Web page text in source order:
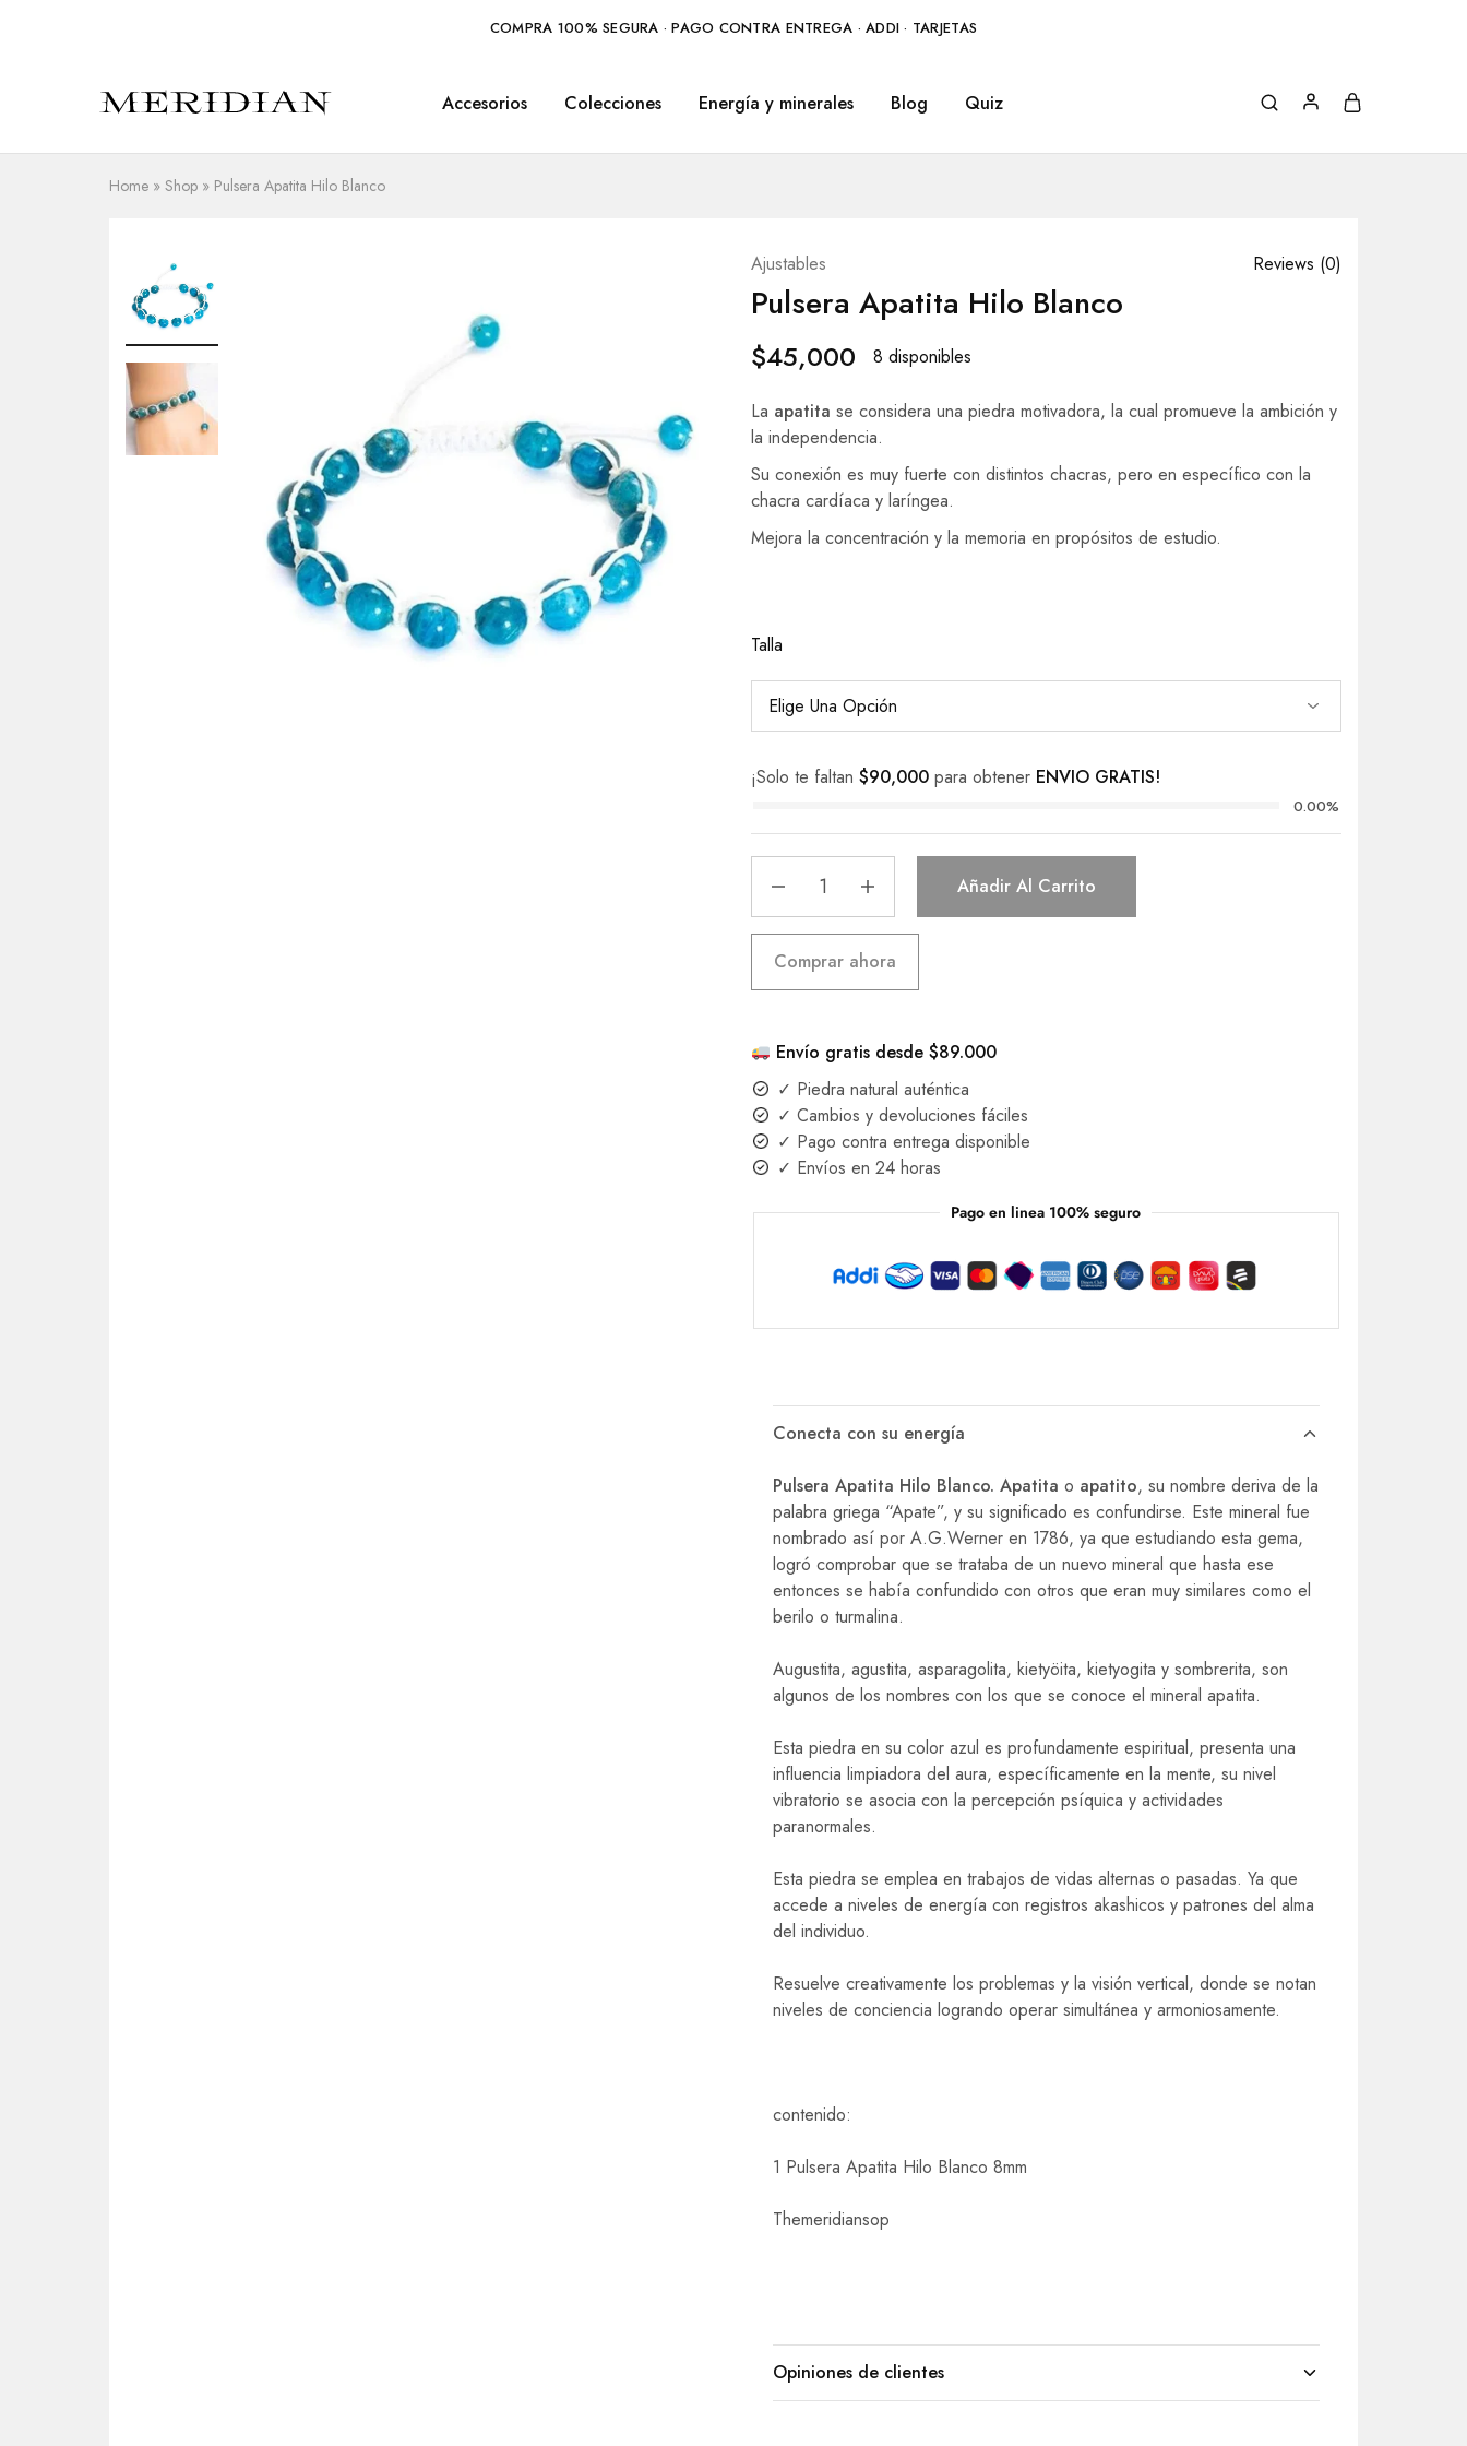
COMPRA 100% SEGURA · PAGO CONTRA ENTREGA · ADDI · TARJETAS
Meridian
Accesorios Accesorios Colecciones Energía y minerales Blog Quiz
Home » Shop » Pulsera Apatita Hilo Blanco
Ajustables Reviews (0)
Pulsera Apatita Hilo Blanco
$45,000 8 disponibles
La apatita se considera una piedra motivadora, la cual promueve la ambición y
la independencia.
Su conexión es muy fuerte con distintos chacras, pero en específico con la
chacra cardíaca y laríngea.
Mejora la concentración y la memoria en propósitos de estudio.
Talla
¡Solo te faltan $90,000para obtener ENVIO GRATIS!
0.00%
Añadir Al Carrito
Comprar ahora
Envío gratis desde $89.000
✓ Piedra natural auténtica
✓ Cambios y devoluciones fáciles
✓ Pago contra entrega disponible
✓ Envíos en 24 horas
Pago en linea 100% seguro
Conecta con su energía
Pulsera Apatita Hilo Blanco. Apatita o apatito, su nombre deriva de la
palabra griega “Apate”, y su significado es confundirse. Este mineral fue
nombrado así por A.G.Werner en 1786, ya que estudiando esta gema,
logró comprobar que se trataba de un nuevo mineral que hasta ese
entonces se había confundido con otros que eran muy similares como el
berilo o turmalina.
Augustita, agustita, asparagolita, kietyöita, kietyogita y sombrerita, son
algunos de los nombres con los que se conoce el mineral apatita.
Esta piedra en su color azul es profundamente espiritual, presenta una
influencia limpiadora del aura, específicamente en la mente, su nivel
vibratorio se asocia con la percepción psíquica y actividades
paranormales.
Esta piedra se emplea en trabajos de vidas alternas o pasadas. Ya que
accede a niveles de energía con registros akashicos y patrones del alma
del individuo.
Resuelve creativamente los problemas y la visión vertical, donde se notan
niveles de conciencia logrando operar simultánea y armoniosamente.
contenido:
1 Pulsera Apatita Hilo Blanco 8mm
Themeridiansop
Opiniones de clientes